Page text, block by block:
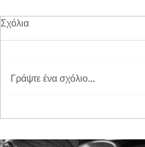
Exports Awards 2026
Σχόλια
Γράψτε ένα σχόλιο...